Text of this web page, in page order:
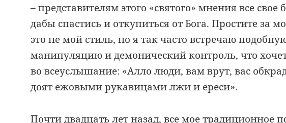
– представителям этого «святого» мнения все свое
дабы спастись и откупиться от Бога. Простите за
это не мой стиль, но я так часто встречаю
манипуляцию и демонический контроль, что
во всеуслышание: «Алло люди, вам врут, вас
доят ежовыми рукавицами лжи и ереси».
Почти двадцать лет назад, все мое традиционное